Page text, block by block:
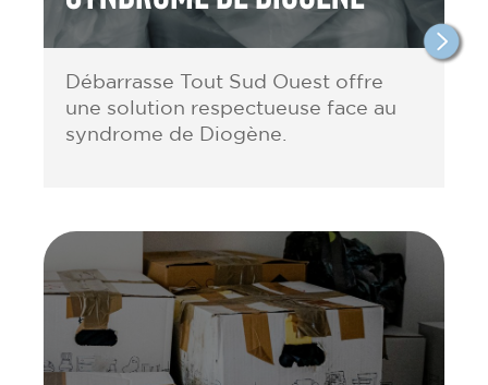
Débarrasse Tout Sud Ouest offre
une solution respectueuse face au
syndrome de Diogène.